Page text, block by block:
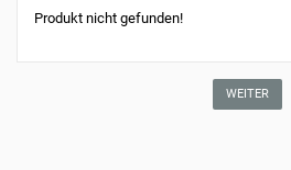
Produkt nicht gefunden!
WEITER